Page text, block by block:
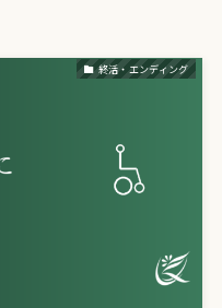
終活・エンディング